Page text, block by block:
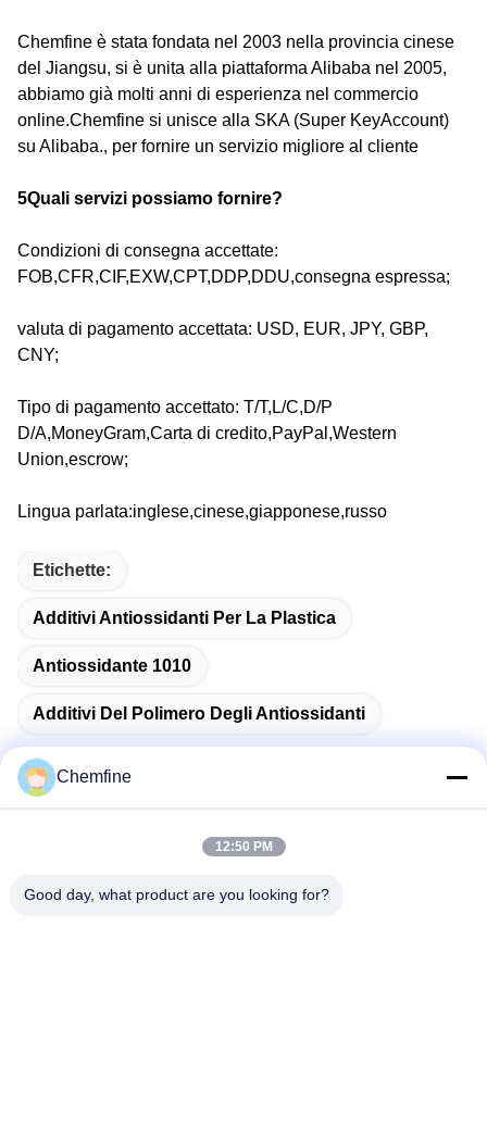
Chemfine è stata fondata nel 2003 nella provincia cinese
del Jiangsu, si è unita alla piattaforma Alibaba nel 2005,
abbiamo già molti anni di esperienza nel commercio
online.Chemfine si unisce alla SKA (Super KeyAccount)
su Alibaba., per fornire un servizio migliore al cliente
5Quali servizi possiamo fornire?
Condizioni di consegna accettate:
FOB,CFR,CIF,EXW,CPT,DDP,DDU,consegna espressa;
valuta di pagamento accettata: USD, EUR, JPY, GBP,
CNY;
Tipo di pagamento accettato: T/T,L/C,D/P
D/A,MoneyGram,Carta di credito,PayPal,Western
Union,escrow;
Lingua parlata:inglese,cinese,giapponese,russo
Etichette:
Additivi Antiossidanti Per La Plastica
Antiossidante 1010
Additivi Del Polimero Degli Antiossidanti
Indirizzo
Chemfine
12:50 PM
Good day, what product are you looking for?